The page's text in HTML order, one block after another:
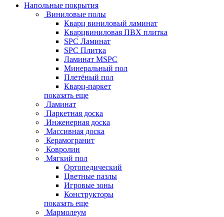
Напольные покрытия
Виниловые полы
Кварц виниловый ламинат
Кварцвиниловая ПВХ плитка
SPC Ламинат
SPC Плитка
Ламинат MSPC
Минеральный пол
Плетёный пол
Кварц-паркет
показать еще
Ламинат
Паркетная доска
Инженерная доска
Массивная доска
Керамогранит
Ковролин
Мягкий пол
Ортопедический
Цветные пазлы
Игровые зоны
Конструкторы
показать еще
Мармолеум